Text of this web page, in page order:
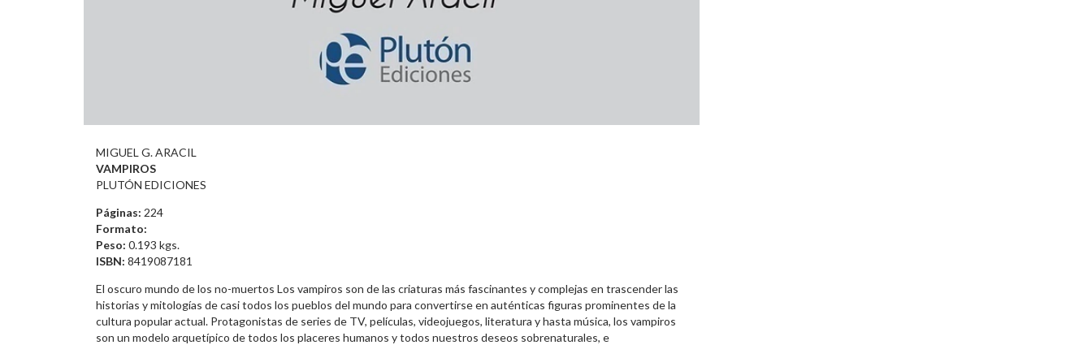
MIGUEL G. ARACIL
VAMPIROS
PLUTÓN EDICIONES
Páginas: 224
Formato:
Peso: 0.193 kgs.
ISBN: 8419087181
El oscuro mundo de los no-muertos Los vampiros son de las criaturas más fascinantes y complejas en trascender las
historias y mitologías de casi todos los pueblos del mundo para convertirse en auténticas figuras prominentes de la
cultura popular actual. Protagonistas de series de TV, películas, videojuegos, literatura y hasta música, los vampiros
son un modelo arquetípico de todos los placeres humanos y todos nuestros deseos sobrenaturales, e